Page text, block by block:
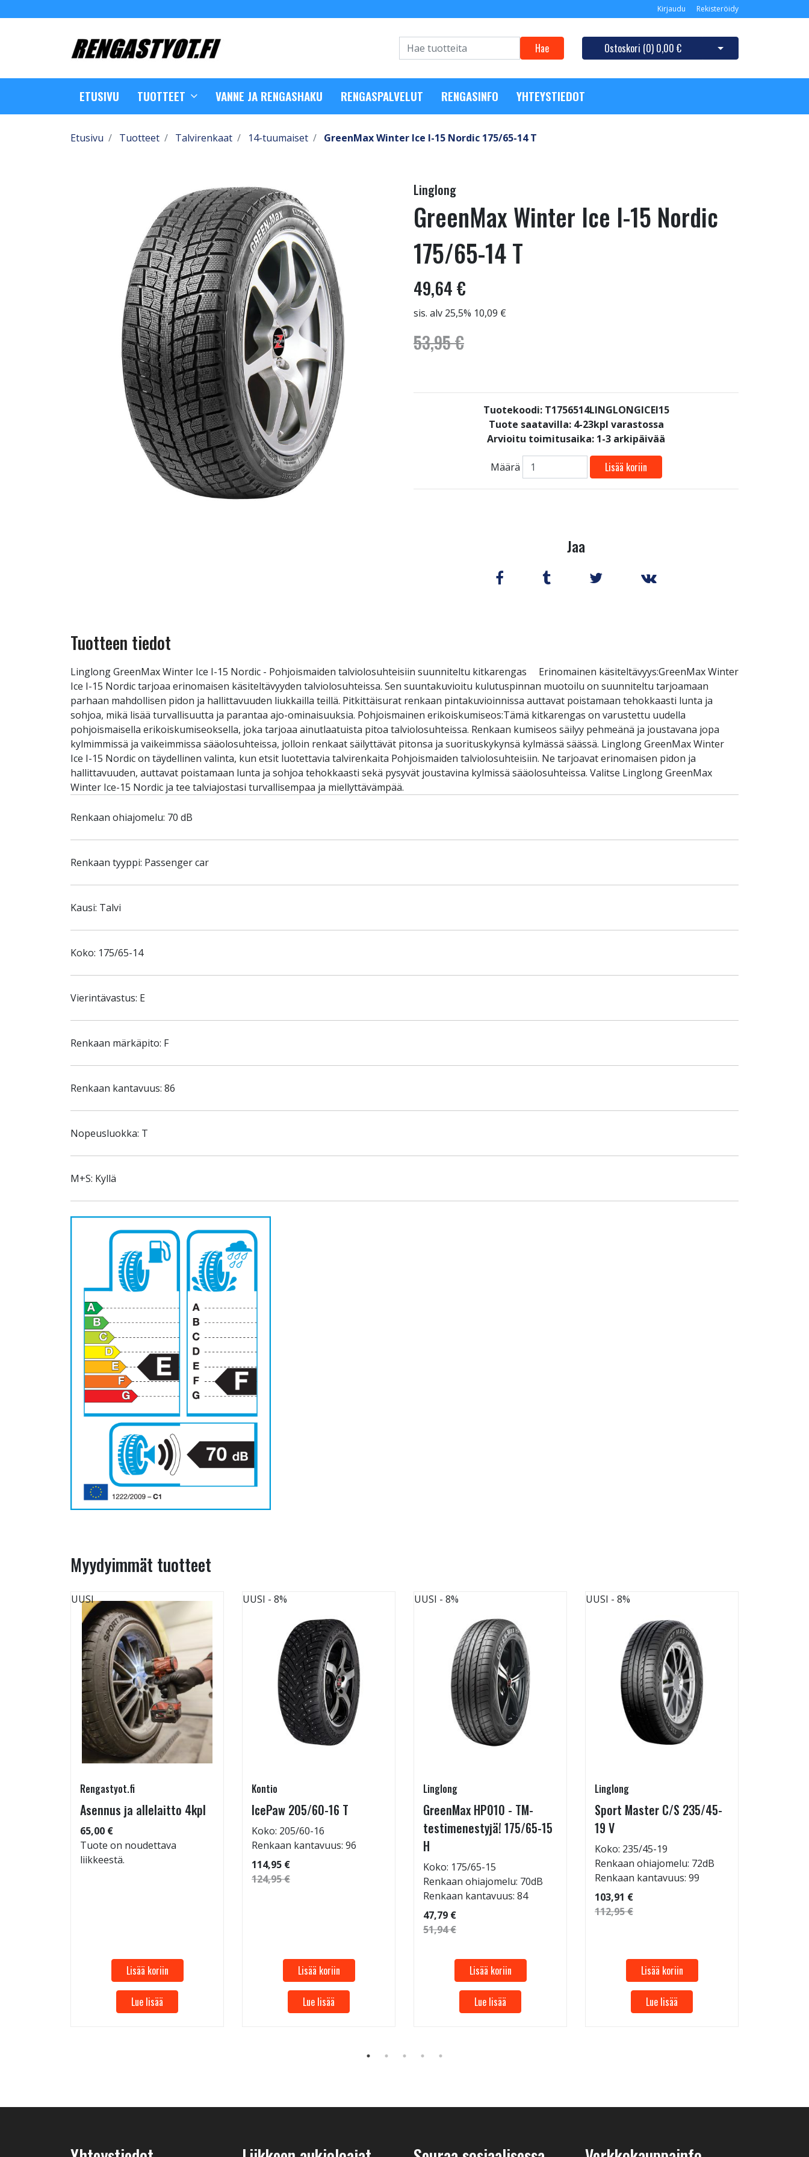
Kirjaudu Rekisteröidy
Hae Ostoskori (0) 0,00 € Avaa ostoskori
ETUSIVU TUOTTEET VANNE JA RENGASHAKU RENGASPALVELUT RENGASINFO YHTEYSTIEDOT
Etusivu Tuotteet Talvirenkaat 14-tuumaiset GreenMax Winter Ice I-15 Nordic 175/65-14 T
Linglong
GreenMax Winter Ice I-15 Nordic
175/65-14 T
49,64 €
sis. alv 25,5% 10,09 €
53,95 €
Tuotekoodi: T1756514LINGLONGICEI15
Tuote saatavilla: 4-23kpl varastossa
Arvioitu toimitusaika: 1-3 arkipäivää
Määrä Lisää koriin
Jaa
Tuotteen tiedot
Linglong GreenMax Winter Ice I-15 Nordic - Pohjoismaiden talviolosuhteisiin suunniteltu kitkarengas Erinomainen käsiteltävyys:GreenMax Winter
Ice I-15 Nordic tarjoaa erinomaisen käsiteltävyyden talviolosuhteissa. Sen suuntakuvioitu kulutuspinnan muotoilu on suunniteltu tarjoamaan
parhaan mahdollisen pidon ja hallittavuuden liukkailla teillä. Pitkittäisurat renkaan pintakuvioinnissa auttavat poistamaan tehokkaasti lunta ja
sohjoa, mikä lisää turvallisuutta ja parantaa ajo-ominaisuuksia. Pohjoismainen erikoiskumiseos:Tämä kitkarengas on varustettu uudella
pohjoismaisella erikoiskumiseoksella, joka tarjoaa ainutlaatuista pitoa talviolosuhteissa. Renkaan kumiseos säilyy pehmeänä ja joustavana jopa
kylmimmissä ja vaikeimmissa sääolosuhteissa, jolloin renkaat säilyttävät pitonsa ja suorituskykynsä kylmässä säässä. Linglong GreenMax Winter
Ice I-15 Nordic on täydellinen valinta, kun etsit luotettavia talvirenkaita Pohjoismaiden talviolosuhteisiin. Ne tarjoavat erinomaisen pidon ja
hallittavuuden, auttavat poistamaan lunta ja sohjoa tehokkaasti sekä pysyvät joustavina kylmissä sääolosuhteissa. Valitse Linglong GreenMax
Winter Ice-15 Nordic ja tee talviajostasi turvallisempaa ja miellyttävämpää.
Renkaan ohiajomelu: 70 dB
Renkaan tyyppi: Passenger car
Kausi: Talvi
Koko: 175/65-14
Vierintävastus: E
Renkaan märkäpito: F
Renkaan kantavuus: 86
Nopeusluokka: T
M+S: Kyllä
Myydyimmät tuotteet
UUSI
Rengastyot.fi
Asennus ja allelaitto 4kpl
65,00 €
Tuote on noudettava
liikkeestä.
Lisää koriin
Lue lisää
UUSI - 8%
Kontio
IcePaw 205/60-16 T
Koko: 205/60-16
Renkaan kantavuus: 96
114,95 €
124,95 €
Lisää koriin
Lue lisää
UUSI - 8%
Linglong
GreenMax HP010 - TM-
testimenestyjä! 175/65-15
H
Koko: 175/65-15
Renkaan ohiajomelu: 70dB
Renkaan kantavuus: 84
47,79 €
51,94 €
Lisää koriin
Lue lisää
UUSI - 8%
Linglong
Sport Master C/S 235/45-
19 V
Koko: 235/45-19
Renkaan ohiajomelu: 72dB
Renkaan kantavuus: 99
103,91 €
112,95 €
Lisää koriin
Lue lisää